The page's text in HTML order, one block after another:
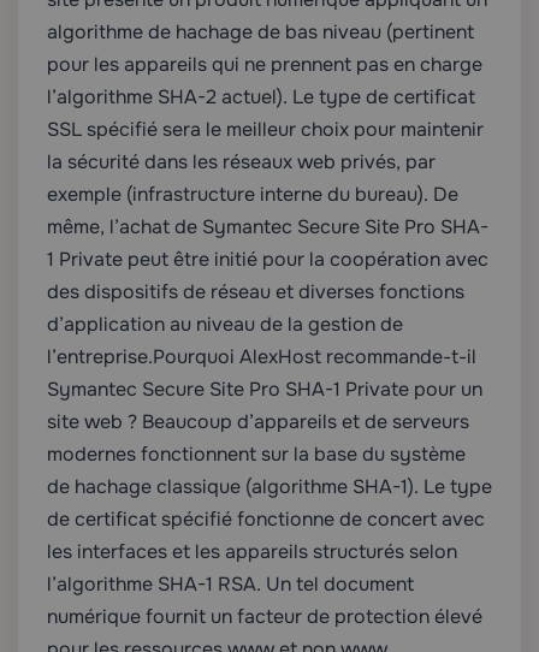
algorithme de hachage de bas niveau (pertinent
pour les appareils qui ne prennent pas en charge
l’algorithme SHA-2 actuel). Le type de certificat
SSL spécifié sera le meilleur choix pour maintenir
la sécurité dans les réseaux web privés, par
exemple (infrastructure interne du bureau). De
même, l’achat de Symantec Secure Site Pro SHA-
1 Private peut être initié pour la coopération avec
des dispositifs de réseau et diverses fonctions
d’application au niveau de la gestion de
l’entreprise.Pourquoi AlexHost recommande-t-il
Symantec Secure Site Pro SHA-1 Private pour un
site web ? Beaucoup d’appareils et de serveurs
modernes fonctionnent sur la base du système
de hachage classique (algorithme SHA-1). Le type
de certificat spécifié fonctionne de concert avec
les interfaces et les appareils structurés selon
l’algorithme SHA-1 RSA. Un tel document
numérique fournit un facteur de protection élevé